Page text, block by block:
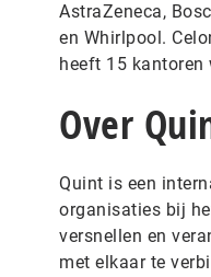
AstraZeneca,
en Whirlpool.
heeft 15 kantoren
Over
Quint is een
organisaties bij
versnellen en
met elkaar te